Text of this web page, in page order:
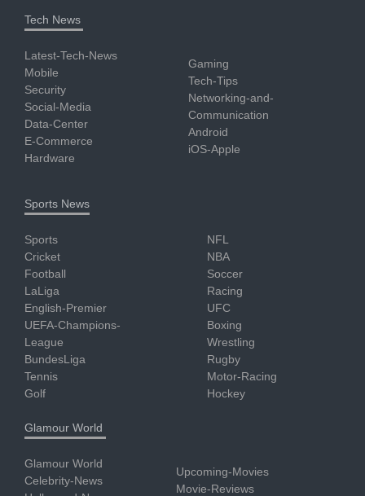
Tech News
Latest-Tech-News
Mobile
Security
Social-Media
Data-Center
E-Commerce
Hardware
Gaming
Tech-Tips
Networking-and-
Communication
Android
iOS-Apple
Sports News
Sports
Cricket
Football
LaLiga
English-Premier
UEFA-Champions-
League
BundesLiga
Tennis
Golf
NFL
NBA
Soccer
Racing
UFC
Boxing
Wrestling
Rugby
Motor-Racing
Hockey
Glamour World
Glamour World
Celebrity-News
Upcoming-Movies
Movie-Reviews